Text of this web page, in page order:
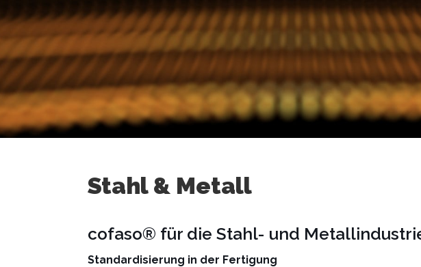
Stahl & Metall
cofaso® für die Stahl- und
Standardisierung in der Fertigung